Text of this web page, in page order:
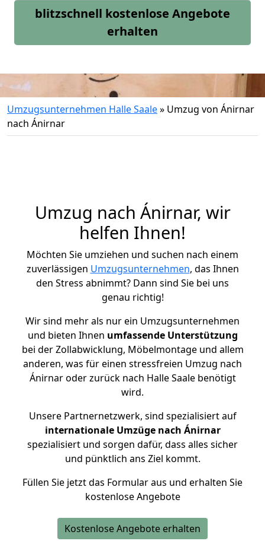
blitzschnell kostenlose Angebote
erhalten
Umzugsunternehmen Halle Saale» Umzug von Ánirnar
nach Ánirnar
Umzug nach Ánirnar, wir
helfen Ihnen!
Möchten Sie umziehen und suchen nach einem
zuverlässigen Umzugsunternehmen, das Ihnen
den Stress abnimmt? Dann sind Sie bei uns
genau richtig!
Wir sind mehr als nur ein Umzugsunternehmen
und bieten Ihnen umfassende Unterstützung
bei der Zollabwicklung, Möbelmontage und allem
anderen, was für einen stressfreien Umzug nach
Ánirnar oder zurück nach Halle Saale benötigt
wird.
Unsere Partnernetzwerk, sind spezialisiert auf
internationale Umzüge nach Ánirnar
spezialisiert und sorgen dafür, dass alles sicher
und pünktlich ans Ziel kommt.
Füllen Sie jetzt das Formular aus und erhalten Sie
kostenlose Angebote
Kostenlose Angebote erhalten